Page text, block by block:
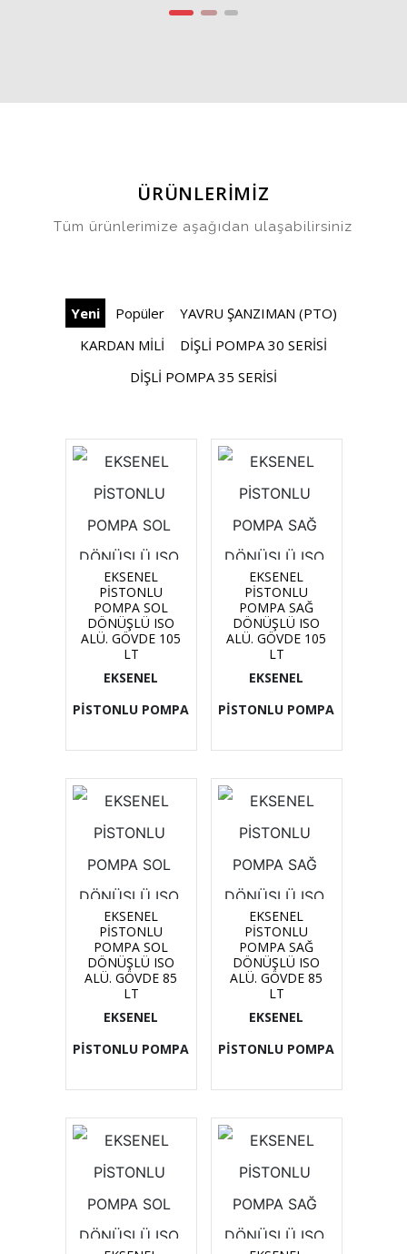
ÜRÜNLERİMİZ
Tüm ürünlerimize aşağıdan ulaşabilirsiniz
Yeni Popüler
YAVRU ŞANZIMAN (PTO)
KARDAN MİLİ
DİŞLİ POMPA 30 SERİSİ
DİŞLİ POMPA 35 SERİSİ
EKSENEL
PİSTONLU
POMPA SOL
DÖNÜŞLÜ ISO
ALÜ. GÖVDE 105
LT
EKSENEL
PİSTONLU POMPA
EKSENEL
PİSTONLU
POMPA SAĞ
DÖNÜŞLÜ ISO
ALÜ. GÖVDE 105
LT
EKSENEL
PİSTONLU POMPA
EKSENEL
PİSTONLU
POMPA SOL
DÖNÜŞLÜ ISO
ALÜ. GÖVDE 85
LT
EKSENEL
PİSTONLU POMPA
EKSENEL
PİSTONLU
POMPA SAĞ
DÖNÜŞLÜ ISO
ALÜ. GÖVDE 85
LT
EKSENEL
PİSTONLU POMPA